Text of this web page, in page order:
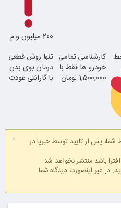
200 میلیون وام
در آبان تتر احراز
هویت کن
کارشناسی تمامی
خودرو ها فقط با
1,500,000 تومان
تنها روش قطعی
درمان بوی بدن
با گارانتی عودت
×
پس از تایید توسط خبریا در
باشد منتشر نخواهد شد.
در غیر اینصورت دیدگاه شما